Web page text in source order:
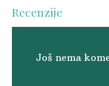
Recenzije
Još nema